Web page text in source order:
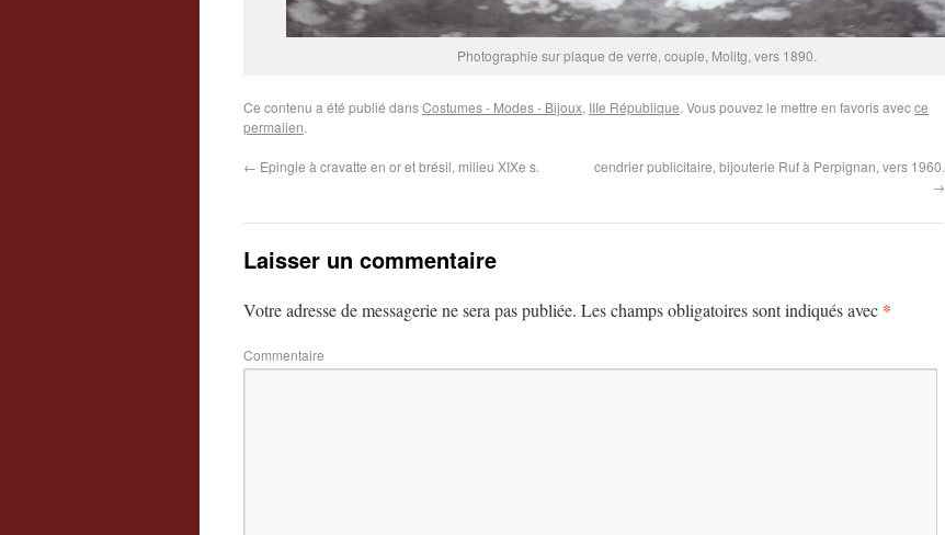
Photographie sur plaque de verre, couple, Molitg, vers 1890.
Ce contenu a été publié dansCostumes - Modes - Bijoux, IIIe République. Vous pouvez le mettre en favoris avecce
permalien.
← Epingle à cravatte en or et brésil, milieu XIXe s.
cendrier publicitaire, bijouterie Ruf à Perpignan, vers 1960.
→
Laisser un commentaire
Votre adresse de messagerie ne sera pas publiée. Les champs obligatoires sont indiqués avec *
Commentaire